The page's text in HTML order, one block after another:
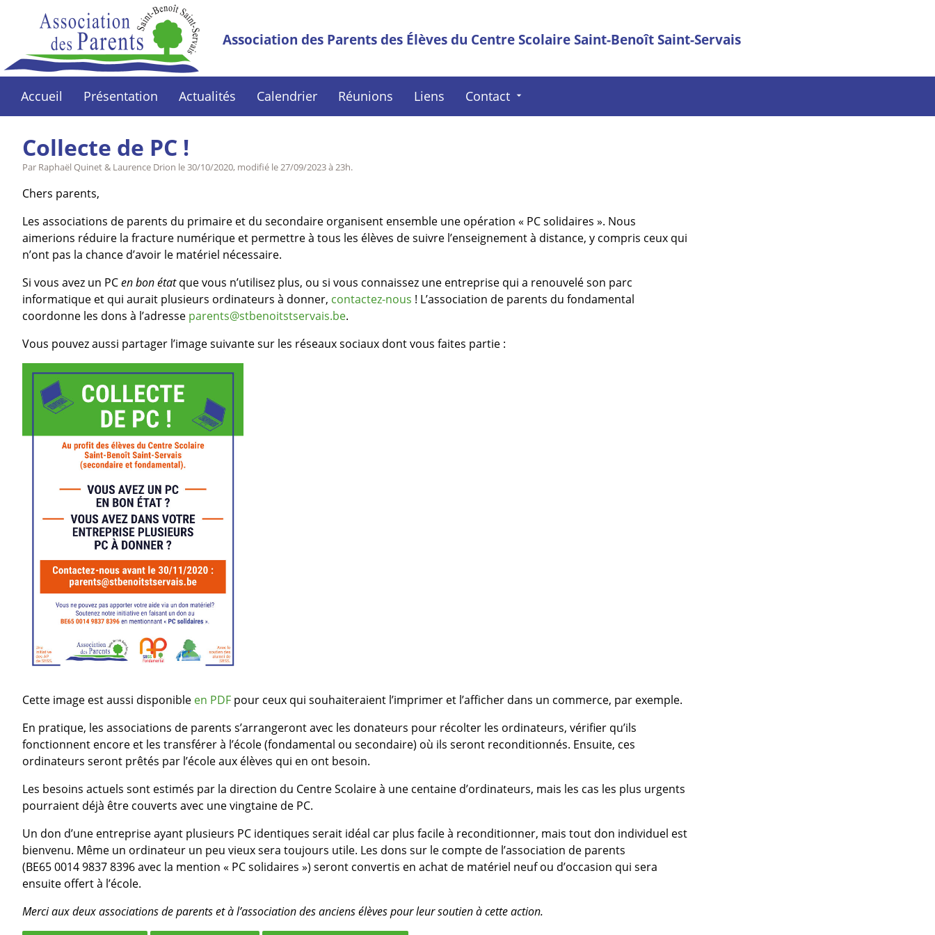
Association des Parents des Élèves du Centre Scolaire Saint-Benoît Saint-Servais
Accueil Présentation Actualités Calendrier Réunions Liens Contact arrow_drop_down
Collecte de PC !
Par Raphaël Quinet & Laurence Drion le30/10/2020, modifié le27/09/2023 à 23h.
Chers parents,
Les associations de parents du primaire et du secondaire organisent ensemble une opération « PC solidaires ». Nous
aimerions réduire la fracture numérique et permettre à tous les élèves de suivre l’enseignement à distance, y compris ceux qui
n’ont pas la chance d’avoir le matériel nécessaire.
Si vous avez un PCen bon étatque vous n’utilisez plus, ou si vous connaissez une entreprise qui a renouvelé son parc
informatique et qui aurait plusieurs ordinateurs à donner, contactez-nous ! L’association de parents du fondamental
coordonne les dons à l’adresse parents@stbenoitstservais.be.
Vous pouvez aussi partager l’image suivante sur les réseaux sociaux dont vous faites partie :
Cette image est aussi disponible en PDF pour ceux qui souhaiteraient l’imprimer et l’afficher dans un commerce, par exemple.
En pratique, les associations de parents s’arrangeront avec les donateurs pour récolter les ordinateurs, vérifier qu’ils
fonctionnent encore et les transférer à l’école (fondamental ou secondaire) où ils seront reconditionnés. Ensuite, ces
ordinateurs seront prêtés par l’école aux élèves qui en ont besoin.
Les besoins actuels sont estimés par la direction du Centre Scolaire à une centaine d’ordinateurs, mais les cas les plus urgents
pourraient déjà être couverts avec une vingtaine de PC.
Un don d’une entreprise ayant plusieurs PC identiques serait idéal car plus facile à reconditionner, mais tout don individuel est
bienvenu. Même un ordinateur un peu vieux sera toujours utile. Les dons sur le compte de l’association de parents
(BE65 0014 9837 8396 avec la mention « PC solidaires ») seront convertis en achat de matériel neuf ou d’occasion qui sera
ensuite offert à l’école.
Merci aux deux associations de parents et à l’association des anciens élèves pour leur soutien à cette action.